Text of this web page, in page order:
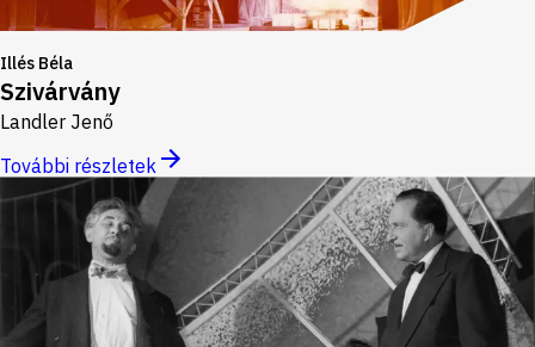
Illés Béla
Szivárvány
Landler Jenő
További részletek